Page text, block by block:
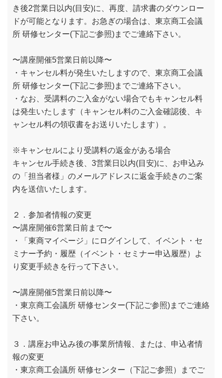
き後2営業日以内(目安)に、再度、請求書のダウンロー
ドが可能となります。お急ぎの場合は、東京商工会議
所 研修センター(下記ご参照)までご連絡下さい。
〜講座開催5営業日前以降〜
・キャンセル料が発生いたしますので、東京商工会議
所 研修センター(下記ご参照)までご連絡下さい。
・なお、受講料のご入金がない場合でもキャンセル料
は発生いたします（キャンセル料のご入金確認後、キ
ャンセル料の領収書をお送りいたします）。
※キャンセルにより受講料の返金がある場合
キャンセル手続き後、3営業日以内(目安)に、お申込み
の「担当者様」のメールアドレスに返金手続きのご案
内を送信いたします。
２．参加者情報の変更
〜講座開催6営業日前まで〜
・「東商マイページ」にログインして、イベント・セ
ミナー予約・履歴（イベント・セミナー申込履歴）よ
り変更手続きを行って下さい。
〜講座開催5営業日前以降〜
・東京商工会議所 研修センター(下記ご参照)までご連絡
下さい。
３．講座お申込み後の事業所情報、または、申込者情
報の変更
・東京商工会議所 研修センター（下記ご参照）までご